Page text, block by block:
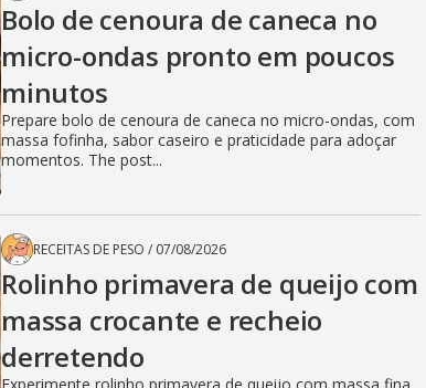
Bolo de cenoura de caneca no
micro-ondas pronto em poucos
minutos
Prepare bolo de cenoura de caneca no micro-ondas, com
massa fofinha, sabor caseiro e praticidade para adoçar
momentos. The post...
RECEITAS DE PESO / 07/08/2026
Rolinho primavera de queijo com
massa crocante e recheio
derretendo